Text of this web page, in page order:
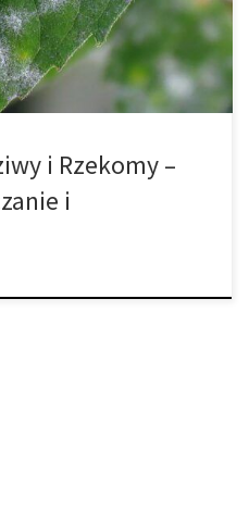
Miłej lektury! Charakterystyka i
[…]
i Rzekomy –
i